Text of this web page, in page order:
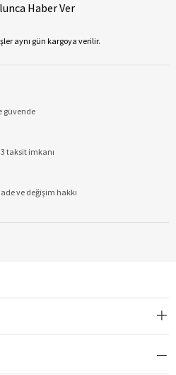
Haber Ver
aynı gün kargoya verilir.
güvende
taksit imkanı
ve değişim hakkı